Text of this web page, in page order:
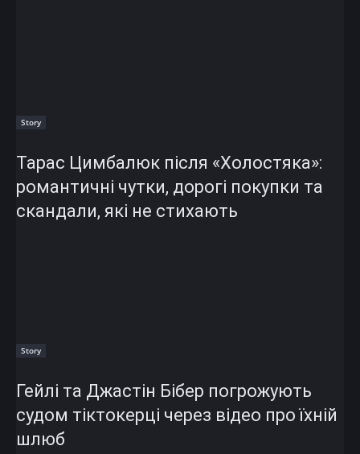
Story
Тарас Цимбалюк після «Холостяка»:
романтичні чутки, дорогі покупки та
скандали, які не стихають
Story
Гейлі та Джастін Бібер погрожують
судом тіктокерці через відео про їхній
шлюб